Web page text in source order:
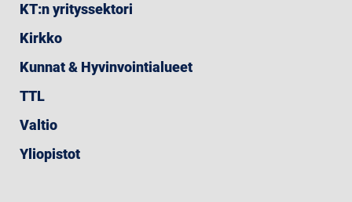
KT:n yrityssektori
Kirkko
Kunnat & Hyvinvointialueet
TTL
Valtio
Yliopistot